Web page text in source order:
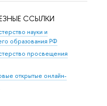
ССЫЛКИ
науки и
образования РФ
просвещения
открытые онлайн-